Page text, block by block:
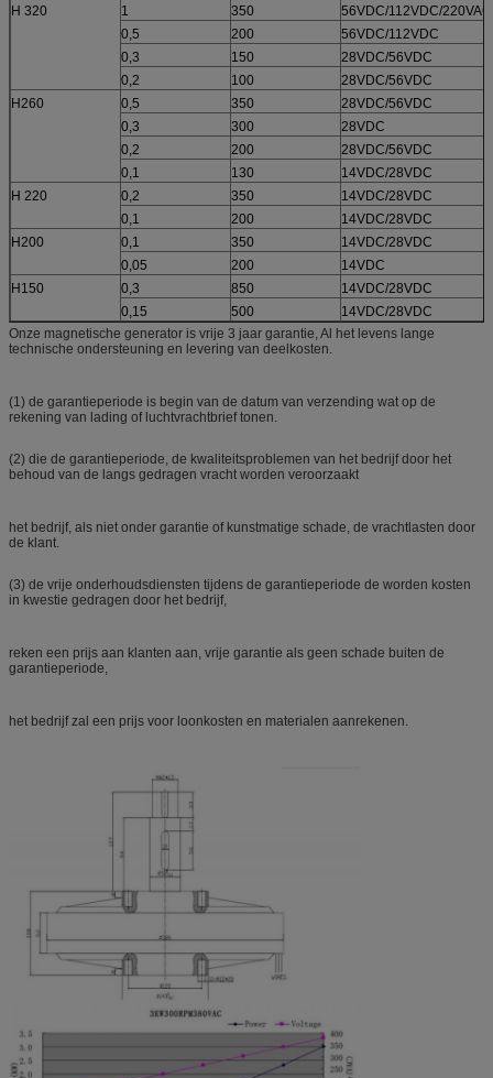
H 320
1 350
56VDC/112VDC/220VAC
0,5
200
56VDC/112VDC
0,3
150
28VDC/56VDC
0,2
100
28VDC/56VDC
H260
0,5 350
28VDC/56VDC
0,3
300
28VDC
0,2
200
28VDC/56VDC
0,1
130
14VDC/28VDC
H 220
0,2 350
14VDC/28VDC
0,1
200
14VDC/28VDC
H200
0,1 350
14VDC/28VDC
0,05
200
14VDC
H150
0,3 850
14VDC/28VDC
0,15
500
14VDC/28VDC
Onze magnetische generator is vrije 3 jaar garantie, Al het levens lange
technische ondersteuning en levering van deelkosten.
(1) de garantieperiode is begin van de datum van verzending wat op de
rekening van lading of luchtvrachtbrief tonen.
(2) die de garantieperiode, de kwaliteitsproblemen van het bedrijf door het
behoud van de langs gedragen vracht worden veroorzaakt
het bedrijf, als niet onder garantie of kunstmatige schade, de vrachtlasten door
de klant.
(3) de vrije onderhoudsdiensten tijdens de garantieperiode de worden kosten
in kwestie gedragen door het bedrijf,
reken een prijs aan klanten aan, vrije garantie als geen schade buiten de
garantieperiode,
het bedrijf zal een prijs voor loonkosten en materialen aanrekenen.